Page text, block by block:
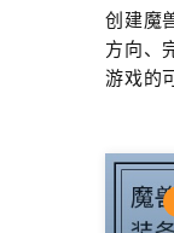
创建魔
方向、
游戏的